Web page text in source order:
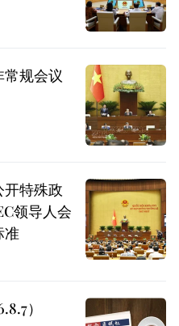
规会议
特殊政
领导人会
准
）